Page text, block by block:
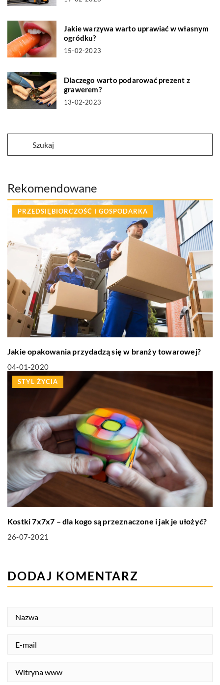
Jakie warzywa warto uprawiać w własnym
ogródku?
15-02-2023
Dlaczego warto podarować prezent z
grawerem?
13-02-2023
Rekomendowane
PRZEDSIĘBIORCZOŚĆ I GOSPODARKA
Jakie opakowania przydadzą się w branży towarowej?
04-01-2020
STYL ŻYCIA
Kostki 7x7x7 – dla kogo są przeznaczone i jak je ułożyć?
26-07-2021
DODAJ KOMENTARZ